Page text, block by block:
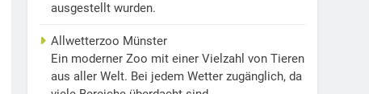
ausgestellt wurden.
Allwetterzoo Münster
Ein moderner Zoo mit einer Vielzahl von Tieren
aus aller Welt. Bei jedem Wetter zugänglich, da